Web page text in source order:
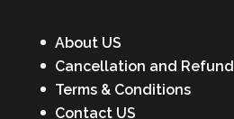
About US
Cancellation and Refund
Terms & Conditions
Contact US